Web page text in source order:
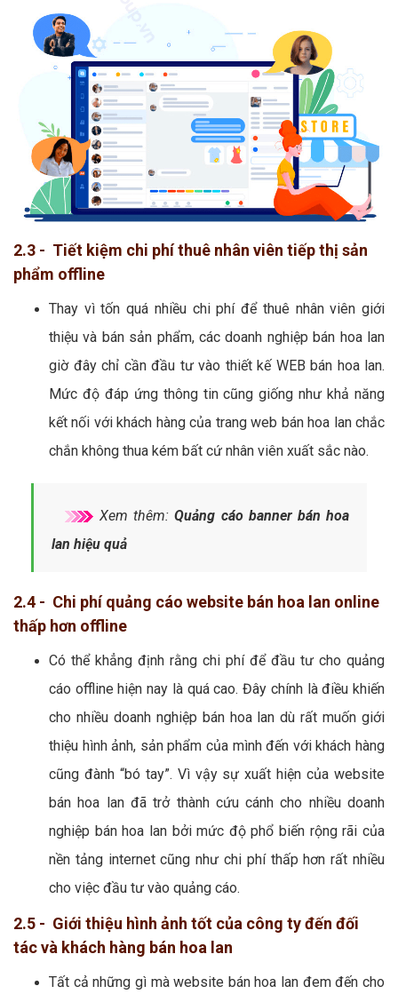
2.3 - Tiết kiệm chi phí thuê nhân viên tiếp thị sản
phẩm offline
Thay vì tốn quá nhiều chi phí để thuê nhân viên giới
thiệu và bán sản phẩm, các doanh nghiệp bán hoa lan
giờ đây chỉ cần đầu tư vào thiết kế WEB bán hoa lan.
Mức độ đáp ứng thông tin cũng giống như khả năng
kết nối với khách hàng của trang web bán hoa lan chắc
chắn không thua kém bất cứ nhân viên xuất sắc nào.
Xem thêm:Quảng cáo banner bán hoa
lan hiệu quả
2.4 - Chi phí quảng cáo website bán hoa lan online
thấp hơn offline
Có thể khẳng định rằng chi phí để đầu tư cho quảng
cáo offline hiện nay là quá cao. Đây chính là điều khiến
cho nhiều doanh nghiệp bán hoa lan dù rất muốn giới
thiệu hình ảnh, sản phẩm của mình đến với khách hàng
cũng đành “bó tay”. Vì vậy sự xuất hiện của website
bán hoa lan đã trở thành cứu cánh cho nhiều doanh
nghiệp bán hoa lan bởi mức độ phổ biến rộng rãi của
nền tảng internet cũng như chi phí thấp hơn rất nhiều
cho việc đầu tư vào quảng cáo.
2.5 - Giới thiệu hình ảnh tốt của công ty đến đối
tác và khách hàng bán hoa lan
Tất cả những gì mà website bán hoa lan đem đến cho